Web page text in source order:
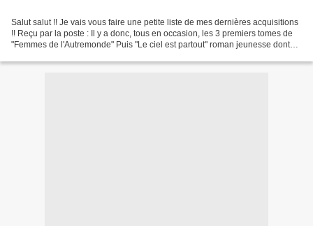
Salut salut !! Je vais vous faire une petite liste de mes dernières acquisitions
!! Reçu par la poste : Il y a donc, tous en occasion, les 3 premiers tomes de
"Femmes de l'Autremonde" Puis "Le ciel est partout" roman jeunesse dont